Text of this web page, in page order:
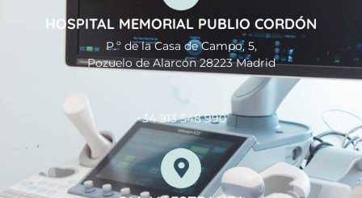
HOSPITAL MEMORIAL PUBLIO CORDÓN
P.º de la Casa de Campo, 5,
Pozuelo de Alarcón 28223 Madrid
+34 913 548 990